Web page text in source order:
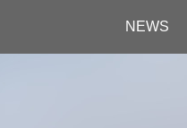
NEWS